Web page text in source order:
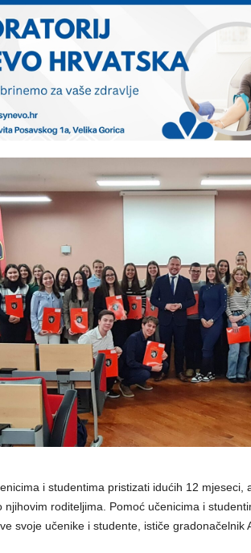
i studentima pristizati idućih 12 mjeseci,
njihovim roditeljima. Pomoć učenicima i
svoje učenike i studente, ističe gradonačelnik